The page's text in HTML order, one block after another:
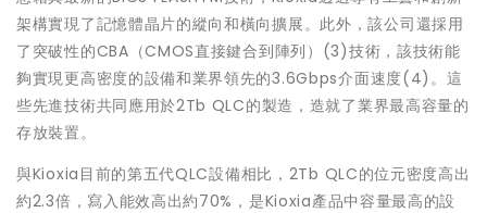
架構實現了記憶體晶片的縱向和橫向擴展。此外，該公司還採用
了突破性的CBA（CMOS直接鍵合到陣列）(3)技術，該技術能
夠實現更高密度的設備和業界領先的3.6Gbps介面速度(4)。這
些先進技術共同應用於2Tb QLC的製造，造就了業界最高容量的
存放裝置。
與Kioxia目前的第五代QLC設備相比，2Tb QLC的位元密度高出
約2.3倍，寫入能效高出約70%，是Kioxia產品中容量最高的設